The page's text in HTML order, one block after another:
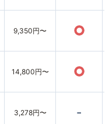
9,350円〜 ○
14,800円〜 ○
3,278円〜 -